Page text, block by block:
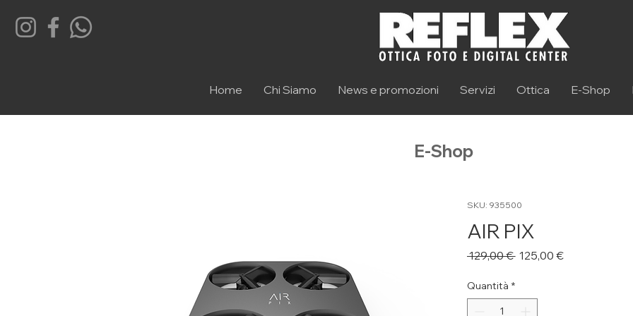
Home Chi Siamo News e promozioni Servizi Ottica E-Shop
SKU: 935500
AIR PIX
129,00 € Prezzo
125,00 €Prezzo
Quantità *
E-Shop